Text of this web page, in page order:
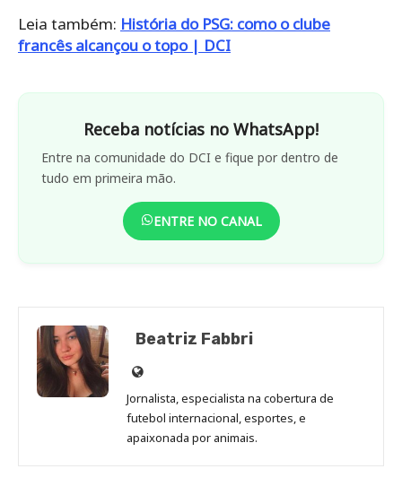
Leia também: História do PSG: como o clube
francês alcançou o topo | DCI
Receba notícias no WhatsApp!
Entre na comunidade do DCI e fique por dentro de
tudo em primeira mão.
ENTRE NO CANAL
Beatriz Fabbri
Site
de
Beatriz
Fabbri
Jornalista, especialista na cobertura de
futebol internacional, esportes, e
apaixonada por animais.